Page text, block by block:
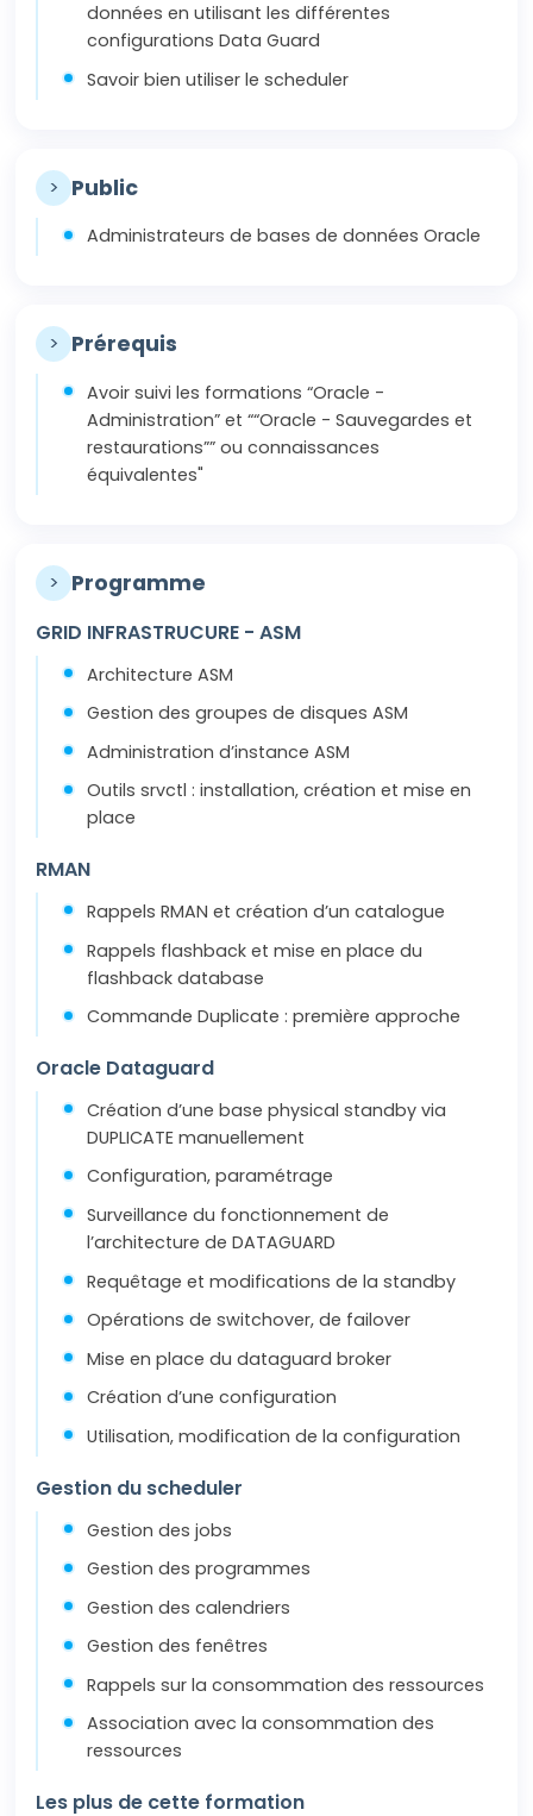
données en utilisant les différentes
configurations Data Guard
Savoir bien utiliser le scheduler
> Public
Administrateurs de bases de données Oracle
> Prérequis
Avoir suivi les formations “Oracle -
Administration” et ““Oracle - Sauvegardes et
restaurations”” ou connaissances
équivalentes"
> Programme
GRID INFRASTRUCURE - ASM
Architecture ASM
Gestion des groupes de disques ASM
Administration d’instance ASM
Outils srvctl : installation, création et mise en
place
RMAN
Rappels RMAN et création d’un catalogue
Rappels flashback et mise en place du
flashback database
Commande Duplicate : première approche
Oracle Dataguard
Création d’une base physical standby via
DUPLICATE manuellement
Configuration, paramétrage
Surveillance du fonctionnement de
l’architecture de DATAGUARD
Requêtage et modifications de la standby
Opérations de switchover, de failover
Mise en place du dataguard broker
Création d’une configuration
Utilisation, modification de la configuration
Gestion du scheduler
Gestion des jobs
Gestion des programmes
Gestion des calendriers
Gestion des fenêtres
Rappels sur la consommation des ressources
Association avec la consommation des
ressources
Les plus de cette formation